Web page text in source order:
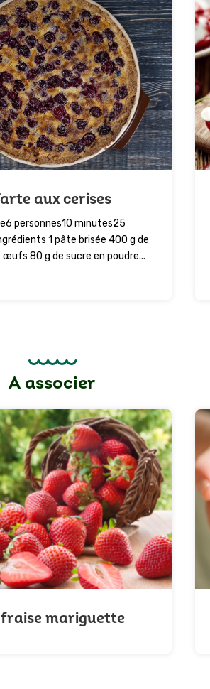
aux cerises
personnes10 minutes25
1 pâte brisée 400 g de
œufs 80 g de sucre en poudre...
A associer
fraise mariguette